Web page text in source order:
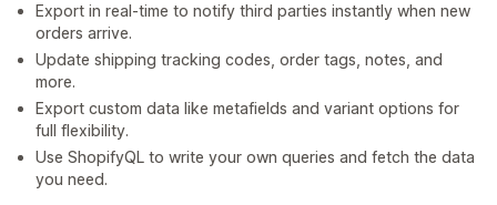
Export in real-time to notify third parties instantly when new
orders arrive.
Update shipping tracking codes, order tags, notes, and
more.
Export custom data like metafields and variant options for
full flexibility.
Use ShopifyQL to write your own queries and fetch the data
you need.